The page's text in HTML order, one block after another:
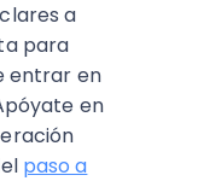
a
para
entrar en
en
paso a